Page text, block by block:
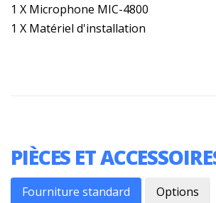
1 X Microphone MIC-4800
1 X Matériel d'installation
PIÈCES ET
Fourniture standard Options